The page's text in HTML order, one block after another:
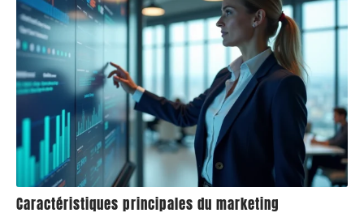
Caractéristiques principales du marketing